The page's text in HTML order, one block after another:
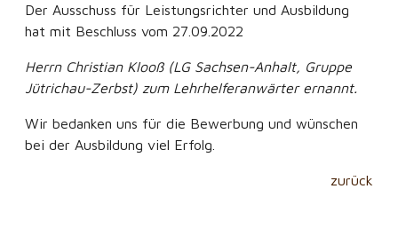
zurück
Der Ausschuss für Leistungsrichter und Ausbildung
hat mit Beschluss vom 27.09.2022
Herrn Christian Klooß (LG Sachsen-Anhalt, Gruppe
Jütrichau-Zerbst) zum Lehrhelferanwärter ernannt.
Wir bedanken uns für die Bewerbung und wünschen
bei der Ausbildung viel Erfolg.